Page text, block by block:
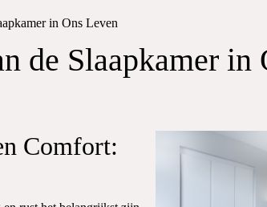
in Ons Leven
de Slaapkamer in
Comfort: